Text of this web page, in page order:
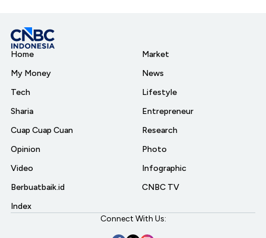
Home
My Money
Tech
Sharia
Cuap Cuap Cuan
Opinion
Video
Berbuatbaik.id
Index
Market
News
Lifestyle
Entrepreneur
Research
Photo
Infographic
CNBC TV
Connect With Us: